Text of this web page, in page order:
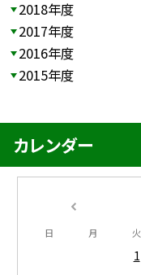
2018年度
2017年度
2016年度
2015年度
カレンダー
日 月 火
1